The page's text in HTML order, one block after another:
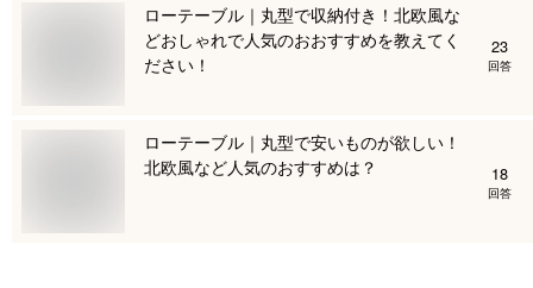
ローテーブル｜丸型で収納付き！北欧風な
どおしゃれで人気のおおすすめを教えてく
ださい！
23
回答
ローテーブル｜丸型で安いものが欲しい！
北欧風など人気のおすすめは？
18
回答